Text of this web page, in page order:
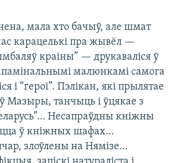
мала хто бачыў, але шмат
карацелькі пра жывёл —
краіны” — друкаваліся ў
малюнкамі самога
і “героі”. Пэлікан, які прылятае
Мазыры, танчыць і ўцякае з
Несапраўдны кніжны
ў кніжных шафах…
злоўлены на Нямізе…